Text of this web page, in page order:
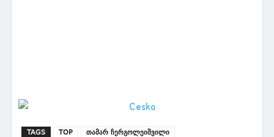
TAGS TOP თამარ ჩერგოლეიშვილი